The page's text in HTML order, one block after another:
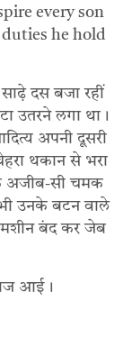
every son
he hold
दस बजा रहीं
उतरने लगा था।
अपनी दूसरी
थकान से भरा
सी चमक
उनके बटन वाले
मशीन बंद कर जेब
आई।